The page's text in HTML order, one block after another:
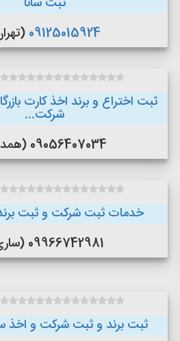
09125015924
ثبت اختراع و برند اخذ کارت
شرکت...
09056407034 (همدان)
خدمات ثبت شرکت و ثبت
09966742981 (ساری )
ثبت برند و ثبت شرکت و